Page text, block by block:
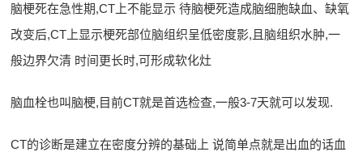
脑梗死在急性期,CT上不能显示 待脑梗死造成脑细胞缺血、缺氧
改变后,CT上显示梗死部位脑组织呈低密度影,且脑组织水肿,一
般边界欠清 时间更长时,可形成软化灶
脑血栓也叫脑梗,目前CT就是首选检查,一般3-7天就可以发现.
CT的诊断是建立在密度分辨的基础上 说简单点就是出血的话血